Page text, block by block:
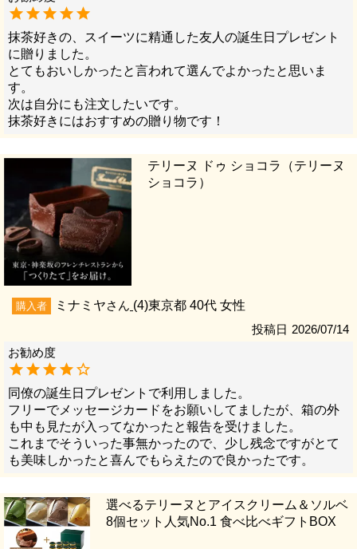
抹茶好きの、スイーツに精通した友人の誕生日プレゼント
に贈りました。
とてもおいしかったと言われて選んでよかったと思いま
す。
次は自分にも注文したいです。
抹茶好きにはおすすめの贈り物です！
テリーヌ ドゥ ショコラ（テリーヌ
ショコラ）
購入者 ミナミヤ 4 東京都 40代 女性
投稿日 2026/07/14
同僚の誕生日プレゼントで利用しました。
フリーでメッセージカードをお願いしてましたが、箱の外
も中も見たが入ってなかったと報告を受けました。
これまでそういった事無かったので、少し残念ですがとて
も美味しかったと喜んでもらえたので良かったです。
選べるテリーヌとアイスクリーム＆ソルベ
8個セット人気No.1 食べ比べギフトBOX